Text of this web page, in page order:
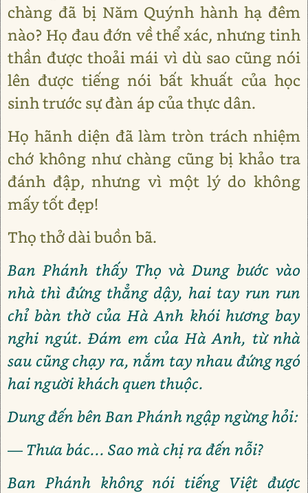
chàng đã bị Năm Quýnh hành hạ đêm
nào? Họ đau đớn về thể xác, nhưng tinh
thần được thoải mái vì dù sao cũng nói
lên được tiếng nói bất khuất của học
sinh trước sự đàn áp của thực dân.
Họ hãnh diện đã làm tròn trách nhiệm
chớ không như chàng cũng bị khảo tra
đánh đập, nhưng vì một lý do không
mấy tốt đẹp!
Thọ thở dài buồn bã.
Ban Phánh thấy Thọ và Dung bước vào
nhà thì đứng thẳng dậy, hai tay run run
chỉ bàn thờ của Hà Anh khói hương bay
nghi ngút. Đám em của Hà Anh, từ nhà
sau cũng chạy ra, nắm tay nhau đứng ngó
hai người khách quen thuộc.
Dung đến bên Ban Phánh ngập ngừng hỏi:
— Thưa bác... Sao mà chị ra đến nỗi?
Ban Phánh không nói tiếng Việt được